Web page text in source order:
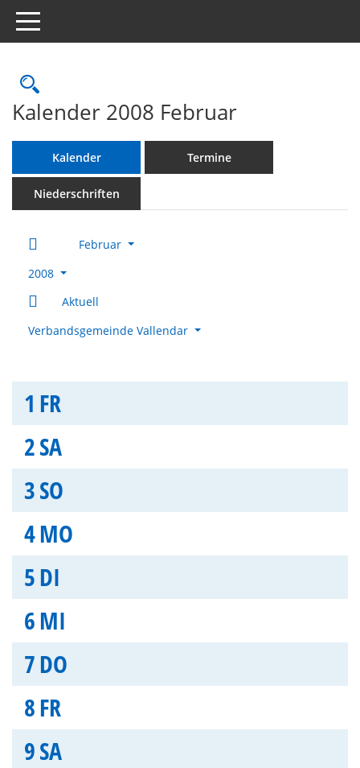
Toggle navigation
Rechercheauswahl
Kalender 2008 Februar
Kalender Termine
Niederschriften
Februar
2008
Aktuell
Verbandsgemeinde Vallendar
1 FR
2SA
3SO
4MO
5DI
6MI
7DO
8FR
9SA